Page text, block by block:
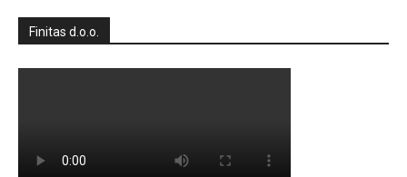
Finitas d.o.o.